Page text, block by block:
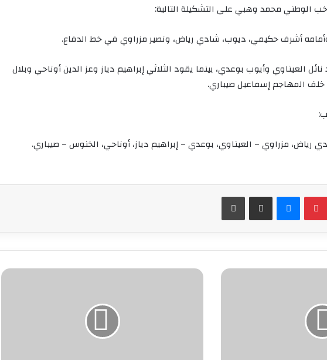
الوطني محمد وهبي على التشكيلة التالية:
أشرف حكيمي، ديوب، شادي رياض، ونصير مزراوي في خط الدفاع.
العيناوي وأيوب بوعدي، بينما يقود الثلاثي إبراهيم دياز وعز الدين أوناحي وبلال
المهاجم إسماعيل صيباري.
مزراوي – العيناوي، بوعدي – إبراهيم دياز، أوناحي، الخنوس – صيباري.
بينتيريستماسنجر مشاركة عبر البريد طباعة
توقعات